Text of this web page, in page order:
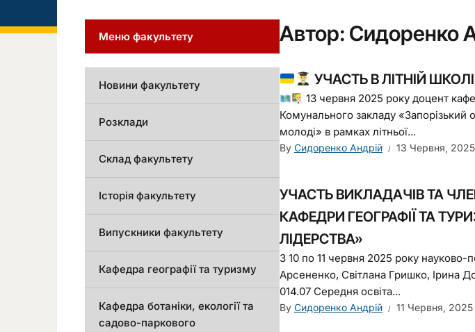
Автор: Сидоренко
УЧАСТЬ В ЛІТНІЙ
13 червня 2025 року доцент
Комунального закладу «Запорізький
молоді» в рамках літньої...
By Сидоренко Андрій 13 Червня, 2025
УЧАСТЬ ВИКЛАДАЧІВ ТА
КАФЕДРИ ГЕОГРАФІЇ ТА
ЛІДЕРСТВА»
З 10 по 11 червня 2025 року науково-
Арсененко, Світлана Гришко, Ірина
014.07 Середня освіта...
By Сидоренко Андрій 11 Червня, 2025
Меню факультету
Новини факультету
Розклади
Склад факультету
Історія факультету
Випускники факультету
Кафедра географії та туризму
Кафедра ботаніки, екології та
садово-паркового